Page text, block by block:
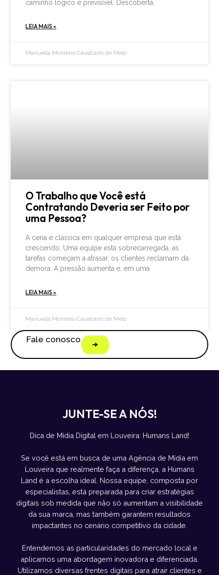
caminho lógico e previsível: Descoberta,
LEIA MAIS »
Manuella Monteiro Cavalcanti de Melo
O Trabalho que Você está
Contratando Deveria ser Feito por
uma Pessoa?
A cena é clássica em qualquer empresa que está
crescendo. Uma equipe está sobrecarregada, as
tarefas começam a atrasar, os clientes reclamam da
demora. A pressão aumenta e, em uma
LEIA MAIS »
Manuella Monteiro Cavalcanti de Melo
Fale conosco
JUNTE-SE A NÓS!
Dica de Mídia Digital em Louveira: Humans Land!
Se você está em busca de uma Agência de Mídia em
Louveira que realmente faça a diferença, a Humans
Land é a escolha ideal. Nossa equipe, composta por
especialistas, está preparada para criar estratégias
digitais sob medida que não só aumentam a visibilidade
da sua marca, mas também garantem resultados
impactantes no cenário competitivo da cidade.
Entendemos as particularidades do mercado local e
aplicamos uma abordagem inovadora e diferenciada.
Utilizamos diversas frentes digitais para atrair clientes e